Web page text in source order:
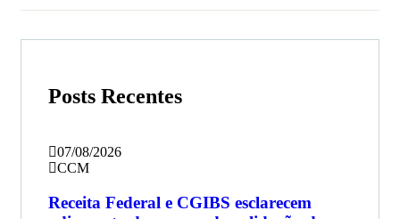
Posts Recentes
07/08/2026
CCM
Receita Federal e CGIBS esclarecem